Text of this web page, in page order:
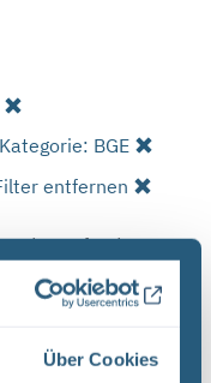
Über Cookies
Kategorie: BGE
entfernen
gefunden.